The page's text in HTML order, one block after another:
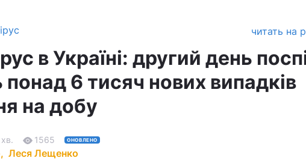
читать на
в Україні: другий день
6 тисяч нових випадків
на добу
Леся Лещенко
1565 ОНОВЛЕНО